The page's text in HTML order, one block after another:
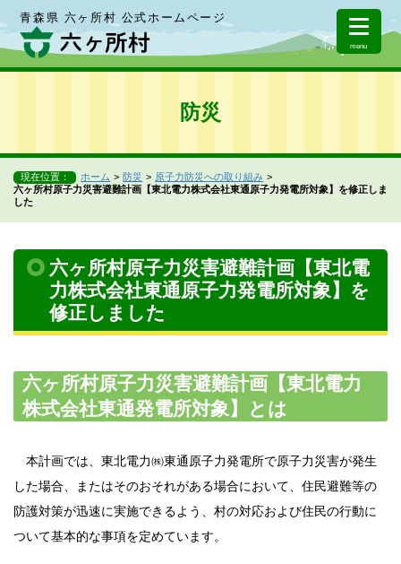
青森県 六ヶ所村 公式ホームページ
menu
防災
現在位置： ホーム 防災
原子力防災への取り組み
六ヶ所村原子力災害避難計画【東北電力株式会社東通原子力発電所対象】を修正しま
した
六ヶ所村原子力災害避難計画【東北電
力株式会社東通原子力発電所対象】を
修正しました
六ヶ所村原子力災害避難計画【東北電力
株式会社東通発電所対象】とは
本計画では、東北電力㈱東通原子力発電所で原子力災害が発生
した場合、またはそのおそれがある場合において、住民避難等の
防護対策が迅速に実施できるよう、村の対応および住民の行動に
ついて基本的な事項を定めています。